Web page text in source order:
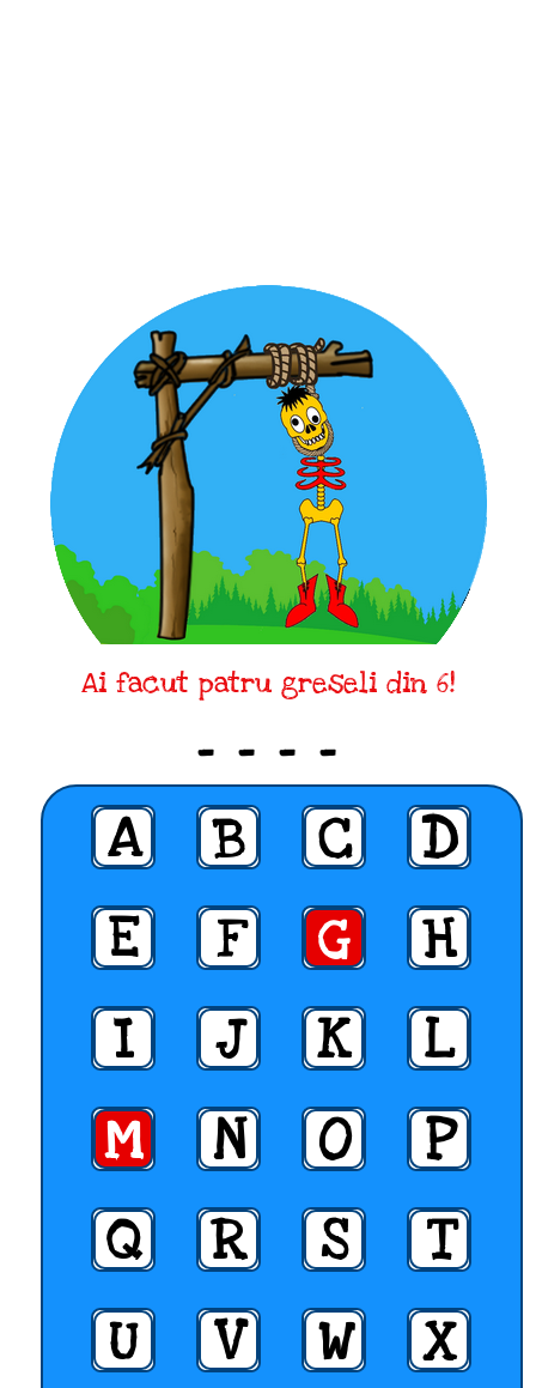
Ai facut patru greseli din 6!
_ _ _ _
A B C
D
E
F G
H
I
J K
L
M
N O
P
Q
R S
T
U
V W
X